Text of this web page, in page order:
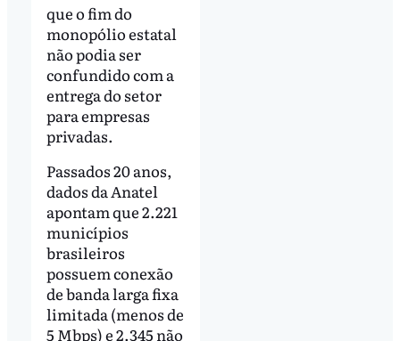
que o fim do
monopólio estatal
não podia ser
confundido com a
entrega do setor
para empresas
privadas.
Passados 20 anos,
dados da Anatel
apontam que 2.221
municípios
brasileiros
possuem conexão
de banda larga fixa
limitada (menos de
5 Mbps) e 2.345 não